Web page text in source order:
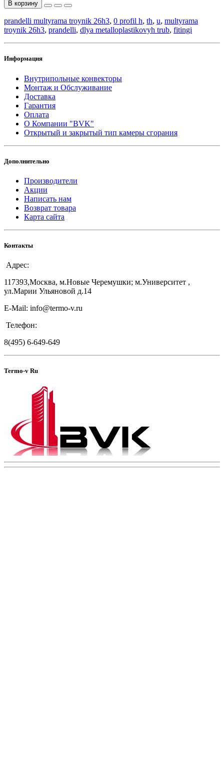
В корзину
prandelli multyrama troynik 26h3, 0 profil h, th, u, multyrama
troynik 26h3, prandelli, dlya metalloplastikovyh trub, fitingi
Информация
Внутрипольные конвекторы
Монтаж и Обслуживание
Доставка
Гарантия
Оплата
О Компании "BVK"
Открытый и закрытый тип камеры сгорания
Дополнительно
Производители
Акции
Написать нам
Возврат товара
Карта сайта
Контакты
Адрес:
117393,Москва, м.Новые Черемушки; м.Университет ,
ул.Марии Ульяновой д.14
E-Mail: info@termo-v.ru
Телефон:
8(495) 6-649-649
Termo-v Ru